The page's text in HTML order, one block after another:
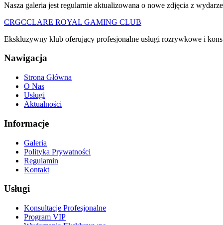
Nasza galeria jest regularnie aktualizowana o nowe zdjęcia z
CRGCCLARE ROYAL GAMING CLUB
Ekskluzywny klub oferujący profesjonalne usługi rozrywkowe i
Nawigacja
Strona Główna
O Nas
Usługi
Aktualności
Informacje
Galeria
Polityka Prywatności
Regulamin
Kontakt
Usługi
Konsultacje Profesjonalne
Program VIP